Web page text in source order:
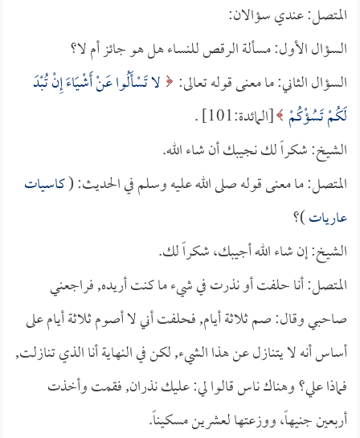
المتصل: عندي سؤالان:
السؤال الأول: مسألة الرقص للنساء هل هو جائز أم لا؟
السؤال الثاني: ما معنى قوله تعالى:
لا تَسْأَلُوا عَنْ أَشْيَاءَ إِنْ تُبْدَ
لَكُمْ تَسُؤْكُمْ [المائدة:101] .
الشيخ: شكراً لك نجيبك أن شاء الله.
المتصل: ما معنى قوله صلى الله عليه وسلم في الحديث: (كاسيات
عاريات)؟
الشيخ: إن شاء الله أجيبك، شكراً لك.
المتصل: أنا حلفت أو نذرت في شيء ما كنت أريده, فراجعني
صاحبي وقال: صم ثلاثة أيام, فحلفت أني لا أصوم ثلاثة أيام على
أساس أنه لا يتنازل عن هذا الشيء, لكن في النهاية أنا الذي تنازلت,
فماذا علي؟ وهناك ناس قالوا لي: عليك نذران, فقمت وأخذت
أربعين جنيهاً، ووزعتها لعشرين مسكيناً.